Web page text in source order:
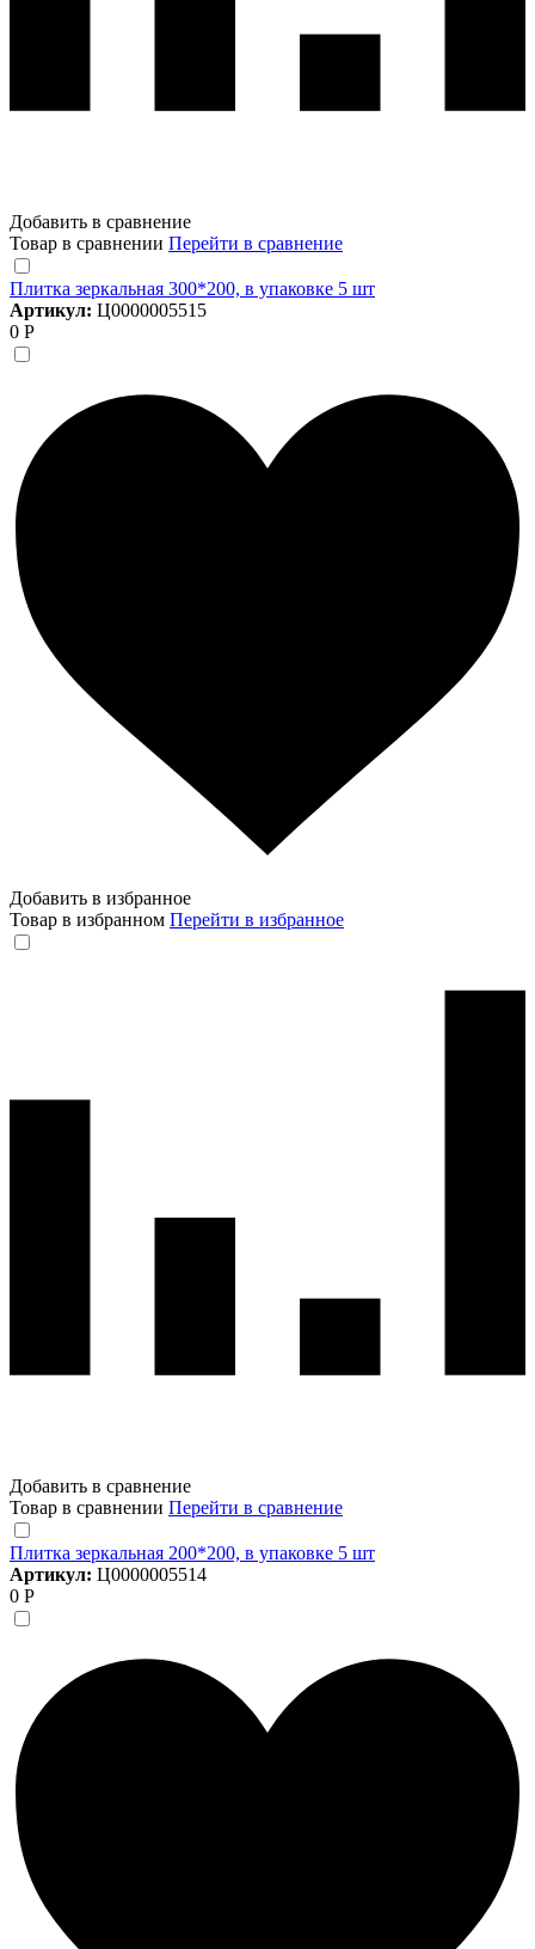
Добавить в сравнение
Товар в сравнении Перейти в сравнение
Плитка зеркальная 300*200, в упаковке 5 шт
Артикул: Ц0000005515
0 Р
Добавить в избранное
Товар в избранном Перейти в избранное
Добавить в сравнение
Товар в сравнении Перейти в сравнение
Плитка зеркальная 200*200, в упаковке 5 шт
Артикул: Ц0000005514
0 Р